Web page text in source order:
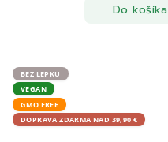
Do košíka
BEZ LEPKU
VEGAN
GMO FREE
DOPRAVA ZDARMA NAD 39,90 €